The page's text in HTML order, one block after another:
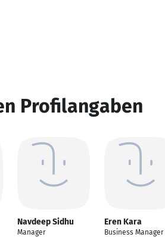
Profilangaben
Navdeep Sidhu
Manager
Eren Kara
Business Manager |